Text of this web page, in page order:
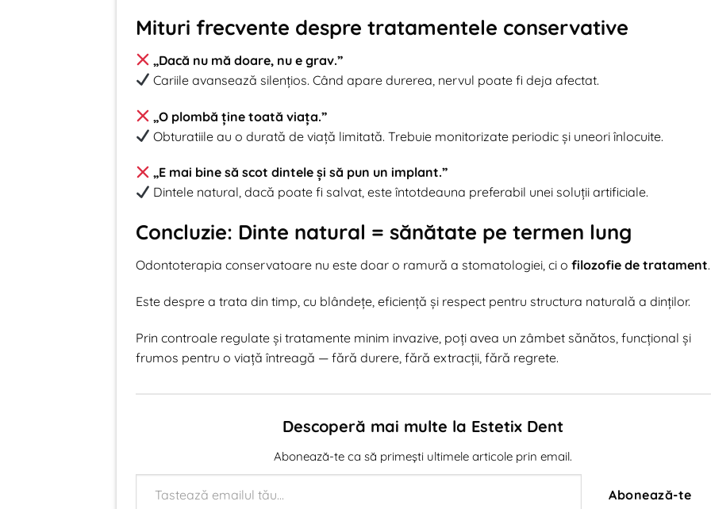
Mituri frecvente despre tratamentele conservative
„Dacă nu mă doare, nu e grav.”
Cariile avansează silențios. Când apare durerea, nervul poate fi deja afectat.
„O plombă ține toată viața.”
Obturatiile au o durată de viață limitată. Trebuie monitorizate periodic și uneori înlocuite.
„E mai bine să scot dintele și să pun un implant.”
Dintele natural, dacă poate fi salvat, este întotdeauna preferabil unei soluții artificiale.
Concluzie: Dinte natural = sănătate pe termen lung
Odontoterapia conservatoare nu este doar o ramură a stomatologiei, ci o filozofie de tratament.
Este despre a trata din timp, cu blândețe, eficiență și respect pentru structura naturală a dinților.
Prin controale regulate și tratamente minim invazive, poți avea un zâmbet sănătos, funcțional și
frumos pentru o viață întreagă — fără durere, fără extracții, fără regrete.
Descoperă mai multe la Estetix Dent
Abonează-te ca să primești ultimele articole prin email.
Tastează emailul tău...
Abonează-te